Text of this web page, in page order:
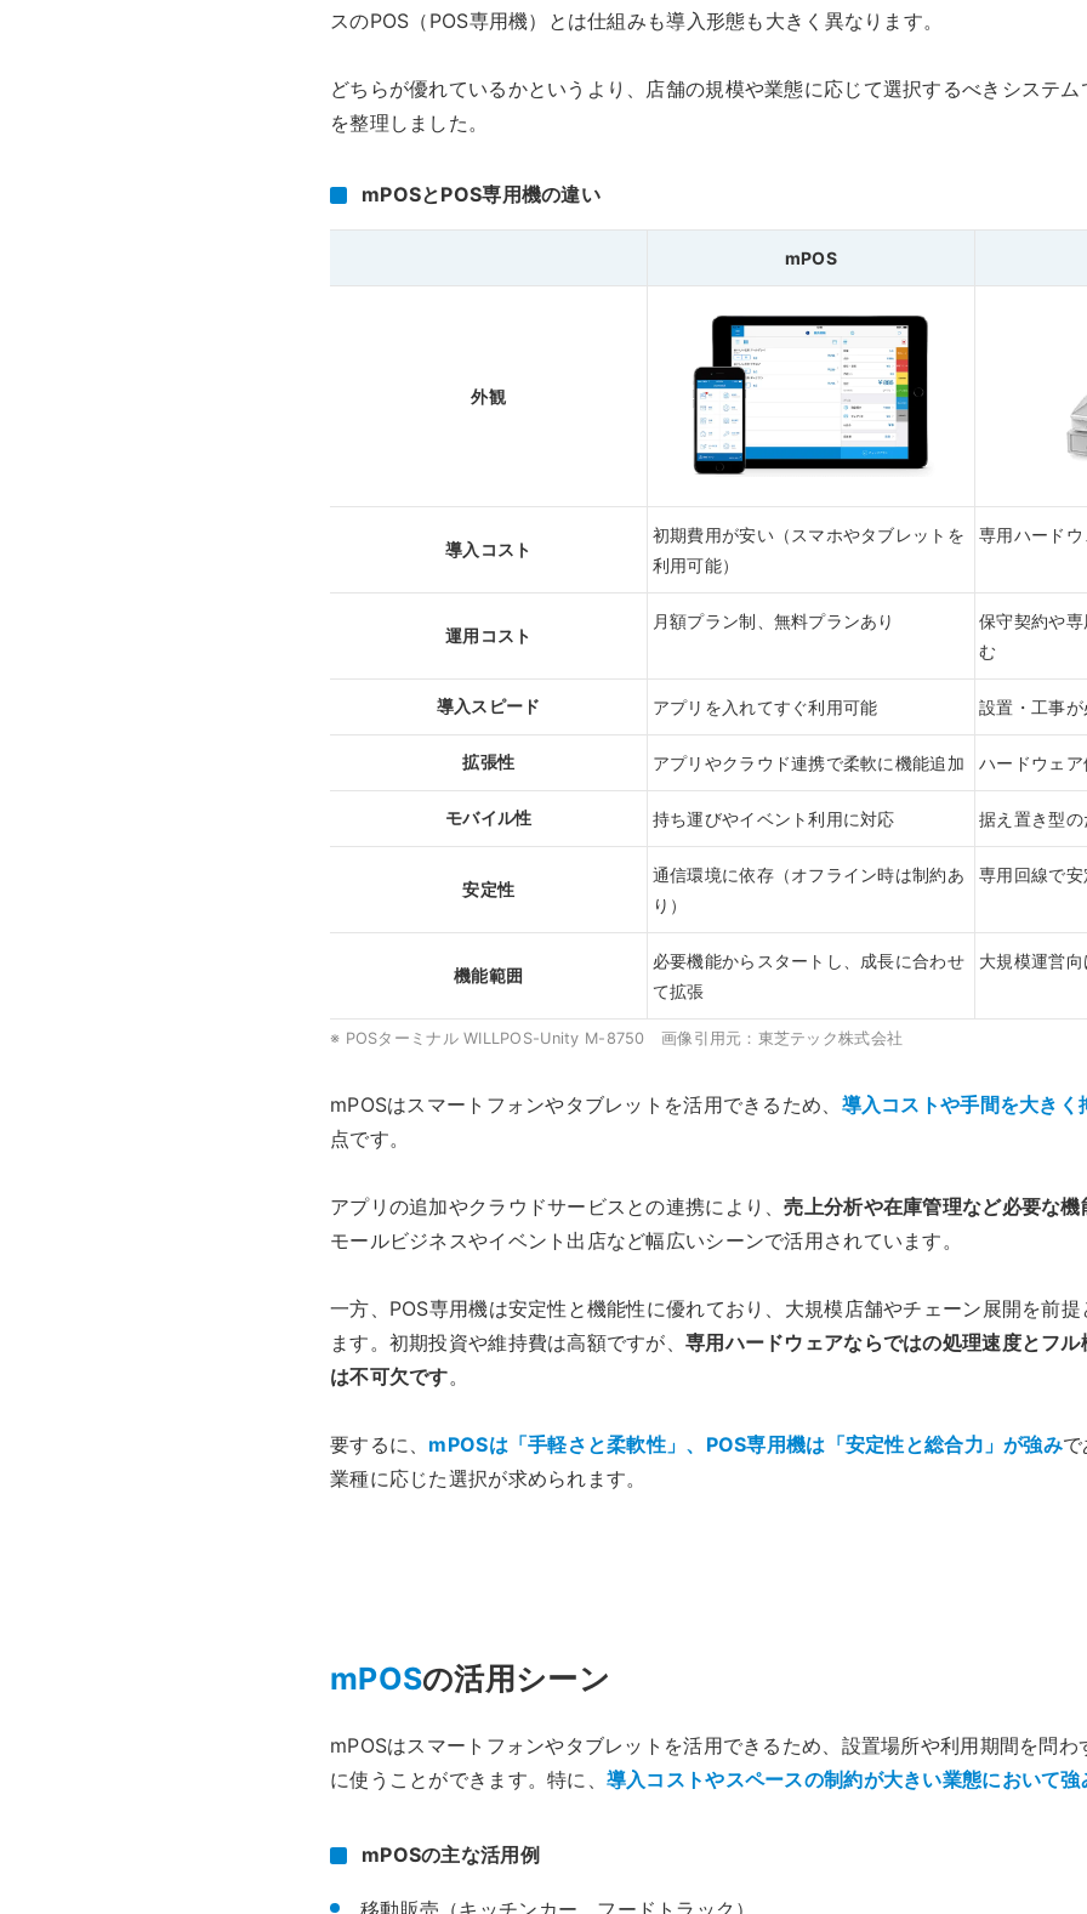
スのPOS（POS専用機）とは仕組みも導入形態も大きく異なります。
どちらが優れているかというより、店舗の規模や業態に応じて選択するべきシステ
を整理しました。
mPOSとPOS専用機の違い
mPOS
外観
導入コスト
初期費用が安い（スマホやタブレットを
利用可能）
専用ハード
運用コスト
月額プラン制、無料プランあり
保守契約や
む
導入スピード アプリを入れてすぐ利用可能 設置・工事
拡張性 アプリやクラウド連携で柔軟に機能追加 ハードウェ
モバイル性 持ち運びやイベント利用に対応 据え置き型
安定性
通信環境に依存（オフライン時は制約あ
り）
専用回線で
機能範囲
必要機能からスタートし、成長に合わせ
て拡張
大規模運営
※ POSターミナル WILLPOS-Unity M-8750 画像引用元：東芝テック株式会社
mPOSはスマートフォンやタブレットを活用できるため、 導入コストや手間を大きく
点です。
アプリの追加やクラウドサービスとの連携により、売上分析や在庫管理など必要な
モールビジネスやイベント出店など幅広いシーンで活用されています。
一方、POS専用機は安定性と機能性に優れており、大規模店舗やチェーン展開を前
ます。初期投資や維持費は高額ですが、専用ハードウェアならではの処理速度とフ
は不可欠です。
要するに、 mPOSは「手軽さと柔軟性」、POS専用機は「安定性と総合力」が強みで
業種に応じた選択が求められます。
mPOSの活用シーン
mPOSはスマートフォンやタブレットを活用できるため、設置場所や利用期間を問
に使うことができます。特に、 導入コストやスペースの制約が大きい業態において
mPOSの主な活用例